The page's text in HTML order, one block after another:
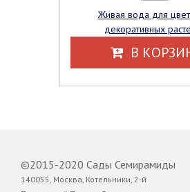
Живая вода для цветущих
декоративных
В
©2015-2020 Сады Семирамиды
140055, Москва, Котельники, 2-й